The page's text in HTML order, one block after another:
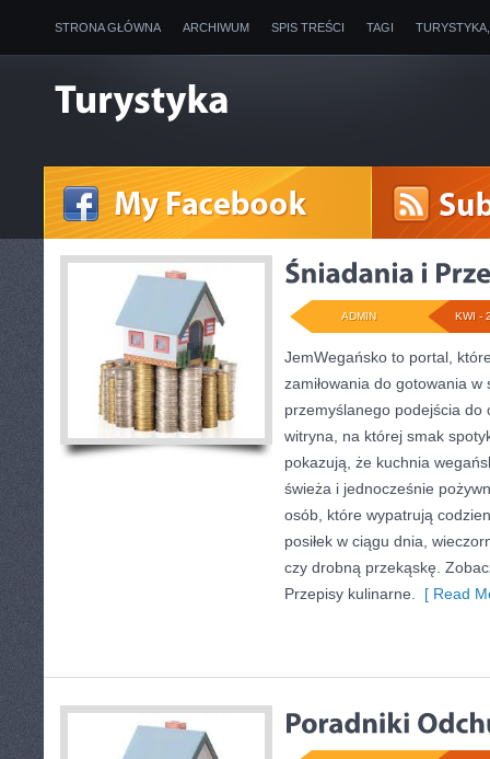
STRONA GŁÓWNA ARCHIWUM SPIS TREŚCI TAGI
KWI -
ADMIN
JemWegańsko to portal,
zamiłowania do gotowania w
przemyślanego podejścia do
witryna, na której smak
pokazują, że kuchnia
świeża i jednocześnie
osób, które wypatrują
posiłek w ciągu dnia,
czy drobną przekąskę.
Przepisy kulinarne.
[ Read